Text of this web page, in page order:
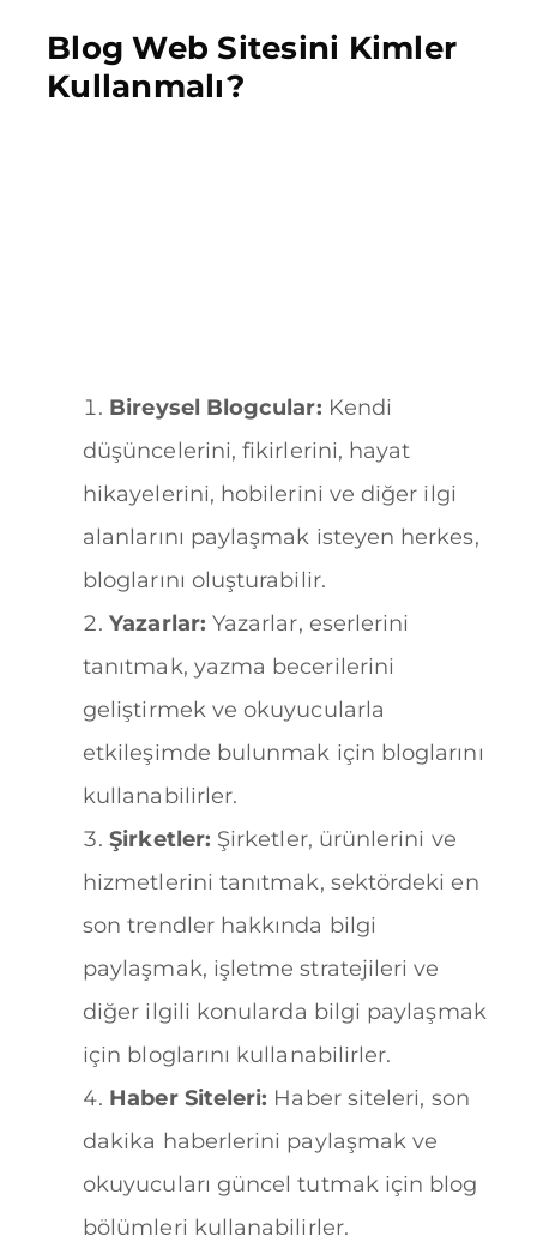
Blog Web Sitesini Kimler
Kullanmalı?
Bireysel Blogcular: Kendi
düşüncelerini, fikirlerini, hayat
hikayelerini, hobilerini ve diğer ilgi
alanlarını paylaşmak isteyen herkes,
bloglarını oluşturabilir.
Yazarlar: Yazarlar, eserlerini
tanıtmak, yazma becerilerini
geliştirmek ve okuyucularla
etkileşimde bulunmak için bloglarını
kullanabilirler.
Şirketler: Şirketler, ürünlerini ve
hizmetlerini tanıtmak, sektördeki en
son trendler hakkında bilgi
paylaşmak, işletme stratejileri ve
diğer ilgili konularda bilgi paylaşmak
için bloglarını kullanabilirler.
Haber Siteleri: Haber siteleri, son
dakika haberlerini paylaşmak ve
okuyucuları güncel tutmak için blog
bölümleri kullanabilirler.